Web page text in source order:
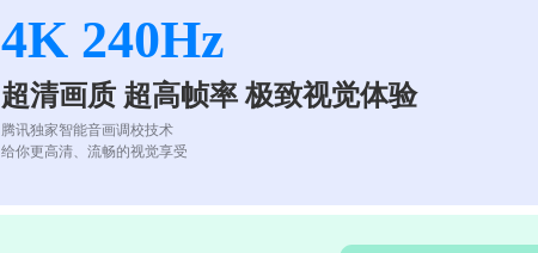
4K 240Hz
超清画质 超高帧率 极致视觉体验
腾讯独家智能音画调校技术
给你更高清、流畅的视觉享受